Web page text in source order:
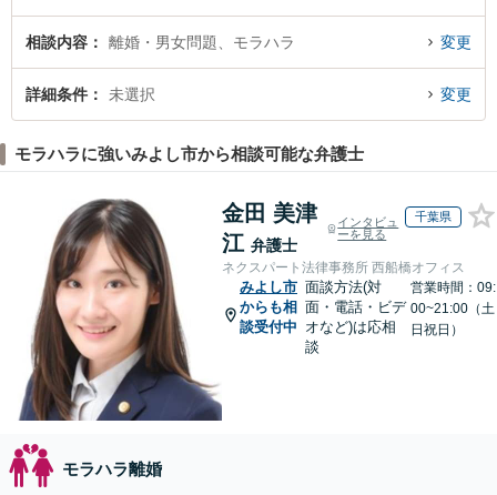
の弁護士を検索したい』『初回相談無料でモラハラ離婚を法律相談できるみよ
し市内の弁護士に相談予約したい』などでお困りの相談者さんにおすすめで
す。
相談内容 離婚・男女問題、モラハラ 変更
詳細条件 未選択 変更
モラハラに強いみよし市から相談可能な弁護士
金田 美津
江 弁護士
インタビュ
ーを見る
千葉県
ネクスパート法律事務所 西船橋オフィス
みよし市
からも相
談受付中
面談方法(対
面・電話・ビデ
オなど)は応相
談
営業時間：09:
00~21:00（土
日祝日）
モラハラ離婚